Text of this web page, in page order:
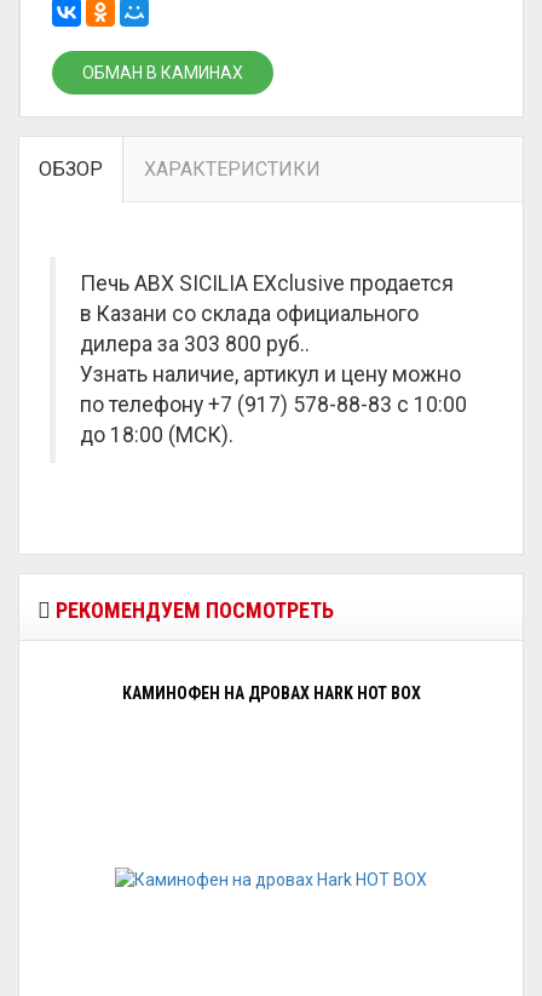
ОБМАН В КАМИНАХ
ОБЗОР ХАРАКТЕРИСТИКИ
Печь ABX SICILIA EXclusive продается
в Казани со склада официального
дилера за 303 800 руб..
Узнать наличие, артикул и цену можно
по телефону +7 (917) 578-88-83 с 10:00
до 18:00 (МСК).
РЕКОМЕНДУЕМ ПОСМОТРЕТЬ
КАМИНОФЕН НА ДРОВАХ HARK HOT BOX